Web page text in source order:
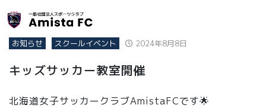
お知らせ スクールイベント 2024年8月8日
キッズサッカー教室開催
北海道女子サッカークラブAmistaFCです🌟